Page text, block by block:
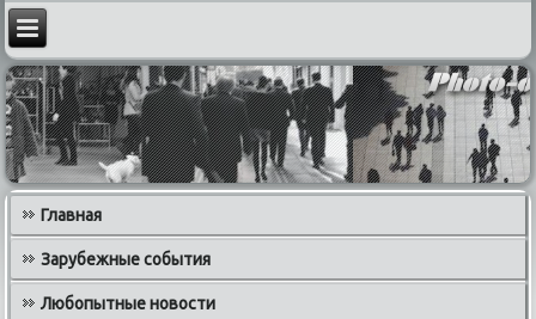
Главная
Зарубежные события
Любопытные новости